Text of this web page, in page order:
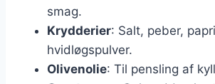
smag.
Krydderier: Salt, peber,
hvidløgspulver.
Olivenolie: Til pensling af